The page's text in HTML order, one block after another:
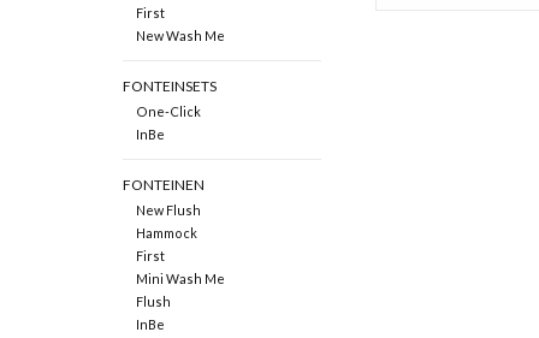
First
New Wash Me
FONTEINSETS
One-Click
InBe
FONTEINEN
New Flush
Hammock
First
Mini Wash Me
Flush
InBe